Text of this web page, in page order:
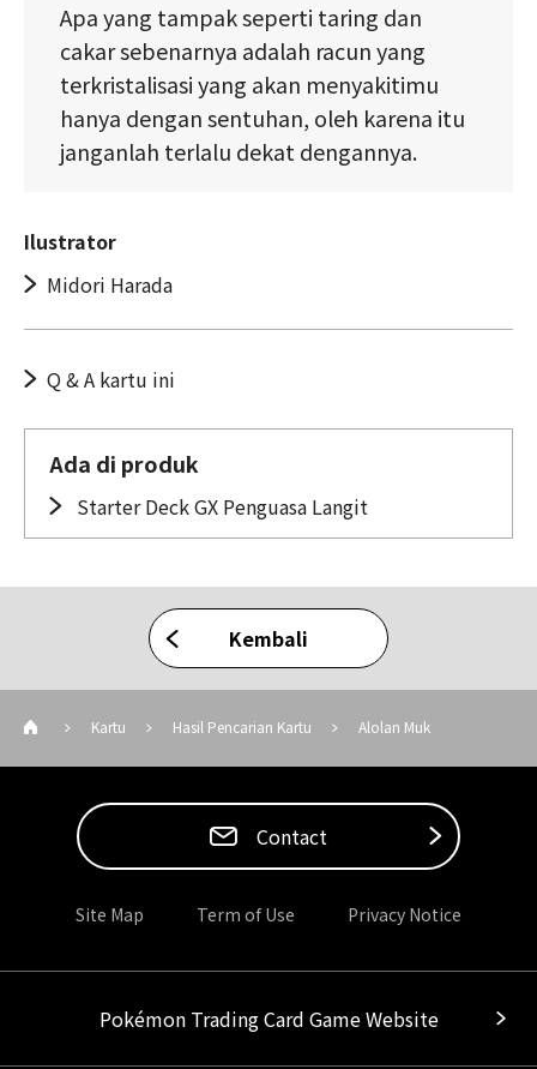
Apa yang tampak seperti taring dan
cakar sebenarnya adalah racun yang
terkristalisasi yang akan menyakitimu
hanya dengan sentuhan, oleh karena itu
janganlah terlalu dekat dengannya.
Ilustrator
Midori Harada
Q & A kartu ini
Ada di produk
Starter Deck GX Penguasa Langit
Kembali
Kartu Hasil Pencarian Kartu Alolan Muk
Contact
Site Map Term of Use Privacy Notice
Pokémon Trading Card Game Website